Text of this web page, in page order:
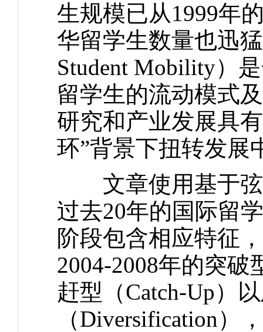
生规模已从1999年
华留学生数量也迅
Student Mobility）
留学生的流动模式
研究和产业发展具
环”背景下扭转发展
文章使用基于弦
过去20年的国际留
阶段包含相应特征
2004-2008年的突破
赶型（Catch-Up）
（Diversification）